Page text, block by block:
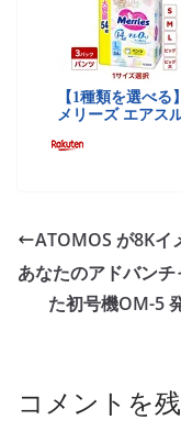
ATOMOS が8Kイ
あなたのアドバン
た初号機OM-5
コメントを